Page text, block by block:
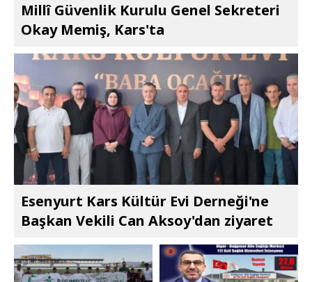
Millî Güvenlik Kurulu Genel Sekreteri
Okay Memiş, Kars'ta
Esenyurt Kars Kültür Evi Derneği'ne
Başkan Vekili Can Aksoy'dan ziyaret